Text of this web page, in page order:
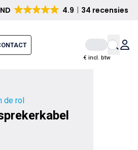
4.9 34 recensies
€ incl. btw
de rol